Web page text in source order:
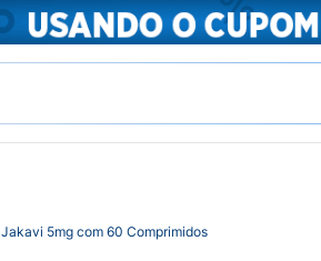
Jakavi 5mg com 60 Comprimidos